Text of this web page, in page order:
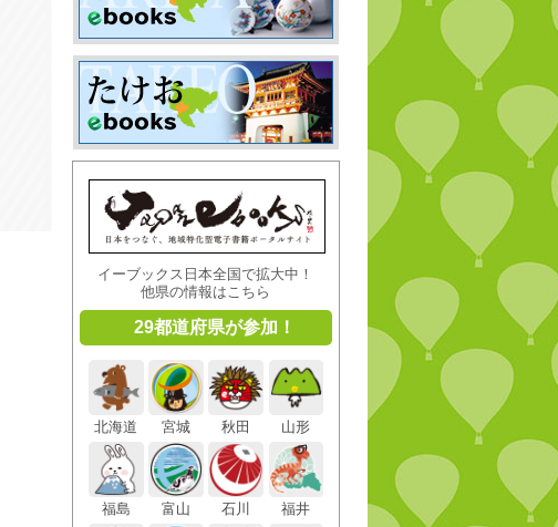
イーブックス日本全国で拡大中！
他県の情報はこちら
29都道府県が参加！
北海道 宮城 秋田 山形
福島 富山 石川 福井